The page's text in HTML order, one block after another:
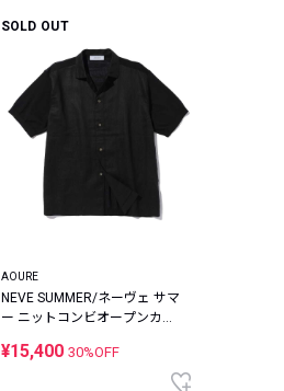
SOLD OUT
AOURE
NEVE SUMMER/ネーヴェ サマ
ー ニットコンビオープンカラ
¥15,400 30%OFF